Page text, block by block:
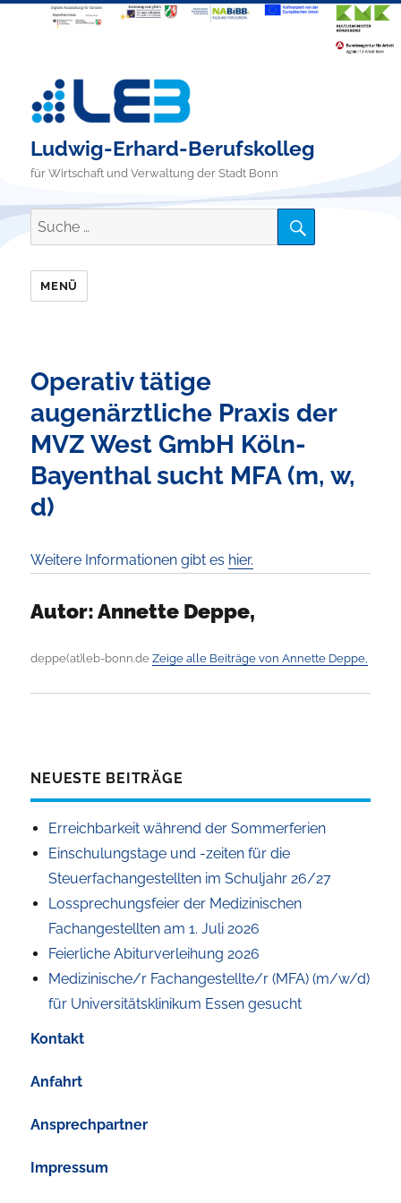
Ludwig-Erhard-Berufskolleg
für Wirtschaft und Verwaltung der Stadt Bonn
Suche
nach:
SUCHE
MENÜ
Operativ tätige
augenärztliche Praxis der
MVZ West GmbH Köln-
Bayenthal sucht MFA (m, w,
d)
Weitere Informationen gibt es hier.
Autor:Annette Deppe,
deppe(at)leb-bonn.deZeige alle Beiträge von Annette Deppe,
NEUESTE BEITRÄGE
Erreichbarkeit während der Sommerferien
Einschulungstage und -zeiten für die
Steuerfachangestellten im Schuljahr 26/27
Lossprechungsfeier der Medizinischen
Fachangestellten am 1. Juli 2026
Feierliche Abiturverleihung 2026
Medizinische/r Fachangestellte/r (MFA) (m/w/d)
für Universitätsklinikum Essen gesucht
Kontakt
Anfahrt
Ansprechpartner
Impressum